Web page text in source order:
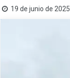
19 de junio de 2025